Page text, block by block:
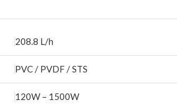
208.8 L/h
PVC / PVDF / STS
120W – 1500W